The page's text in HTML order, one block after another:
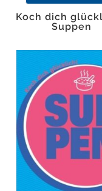
Koch dich
Suppen